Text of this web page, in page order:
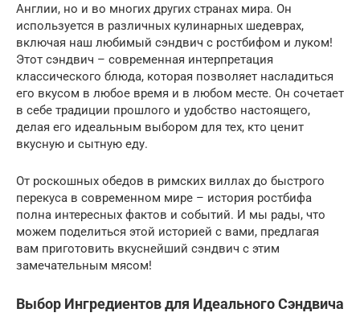
Англии, но и во многих других странах мира. Он
используется в различных кулинарных шедеврах,
включая наш любимый сэндвич с ростбифом и луком!
Этот сэндвич – современная интерпретация
классического блюда, которая позволяет насладиться
его вкусом в любое время и в любом месте. Он сочетает
в себе традиции прошлого и удобство настоящего,
делая его идеальным выбором для тех, кто ценит
вкусную и сытную еду.
От роскошных обедов в римских виллах до быстрого
перекуса в современном мире – история ростбифа
полна интересных фактов и событий. И мы рады, что
можем поделиться этой историей с вами, предлагая
вам приготовить вкуснейший сэндвич с этим
замечательным мясом!
Выбор Ингредиентов для Идеального Сэндвича